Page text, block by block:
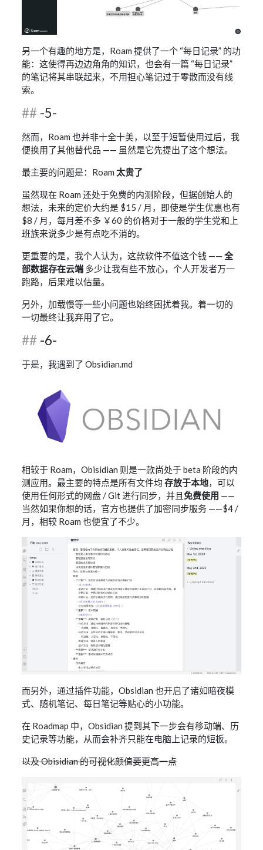
另一个有趣的地方是，Roam 提供了一个 “每日记录” 的功
能：这使得再边边角角的知识，也会有一篇 “每日记录”
的笔记将其串联起来，不用担心笔记过于零散而没有线
索。
-5-
然而，Roam 也并非十全十美，以至于短暂使用过后，我
便换用了其他替代品 —— 虽然是它先提出了这个想法。
最主要的问题是：Roam 太贵了
虽然现在 Roam 还处于免费的内测阶段，但据创始人的
想法，未来的定价大约是 $15 / 月，即使是学生优惠也有
$8 / 月，每月差不多 ￥60 的价格对于一般的学生党和上
班族来说多少是有点吃不消的。
更重要的是，我个人认为，这款软件不值这个钱 ——全
部数据存在云端 多少让我有些不放心，个人开发者万一
跑路，后果难以估量。
另外，加载慢等一些小问题也始终困扰着我。着一切的
一切最终让我弃用了它。
-6-
于是，我遇到了 Obsidian.md
相较于 Roam，Obisidian 则是一款尚处于 beta 阶段的内
测应用。最主要的特点是所有文件均存放于本地，可以
使用任何形式的网盘 / Git 进行同步，并且免费使用 ——
当然如果你想的话，官方也提供了加密同步服务 ——$4 /
月，相较 Roam 也便宜了不少。
而另外，通过插件功能，Obsidian 也开启了诸如暗夜模
式、随机笔记、每日笔记等贴心的小功能。
在 Roadmap 中，Obsidian 提到其下一步会有移动端、历
史记录等功能，从而会补齐只能在电脑上记录的短板。
以及 Obisidian 的可视化颜值要更高一点